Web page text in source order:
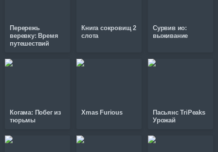
Перережь
веревку: Время
путешествий
Книга сокровищ 2
слота
Сурвив ио:
выживание
Когама: Побег из
тюрьмы
Xmas Furious
Пасьянс TriPeaks
Урожай